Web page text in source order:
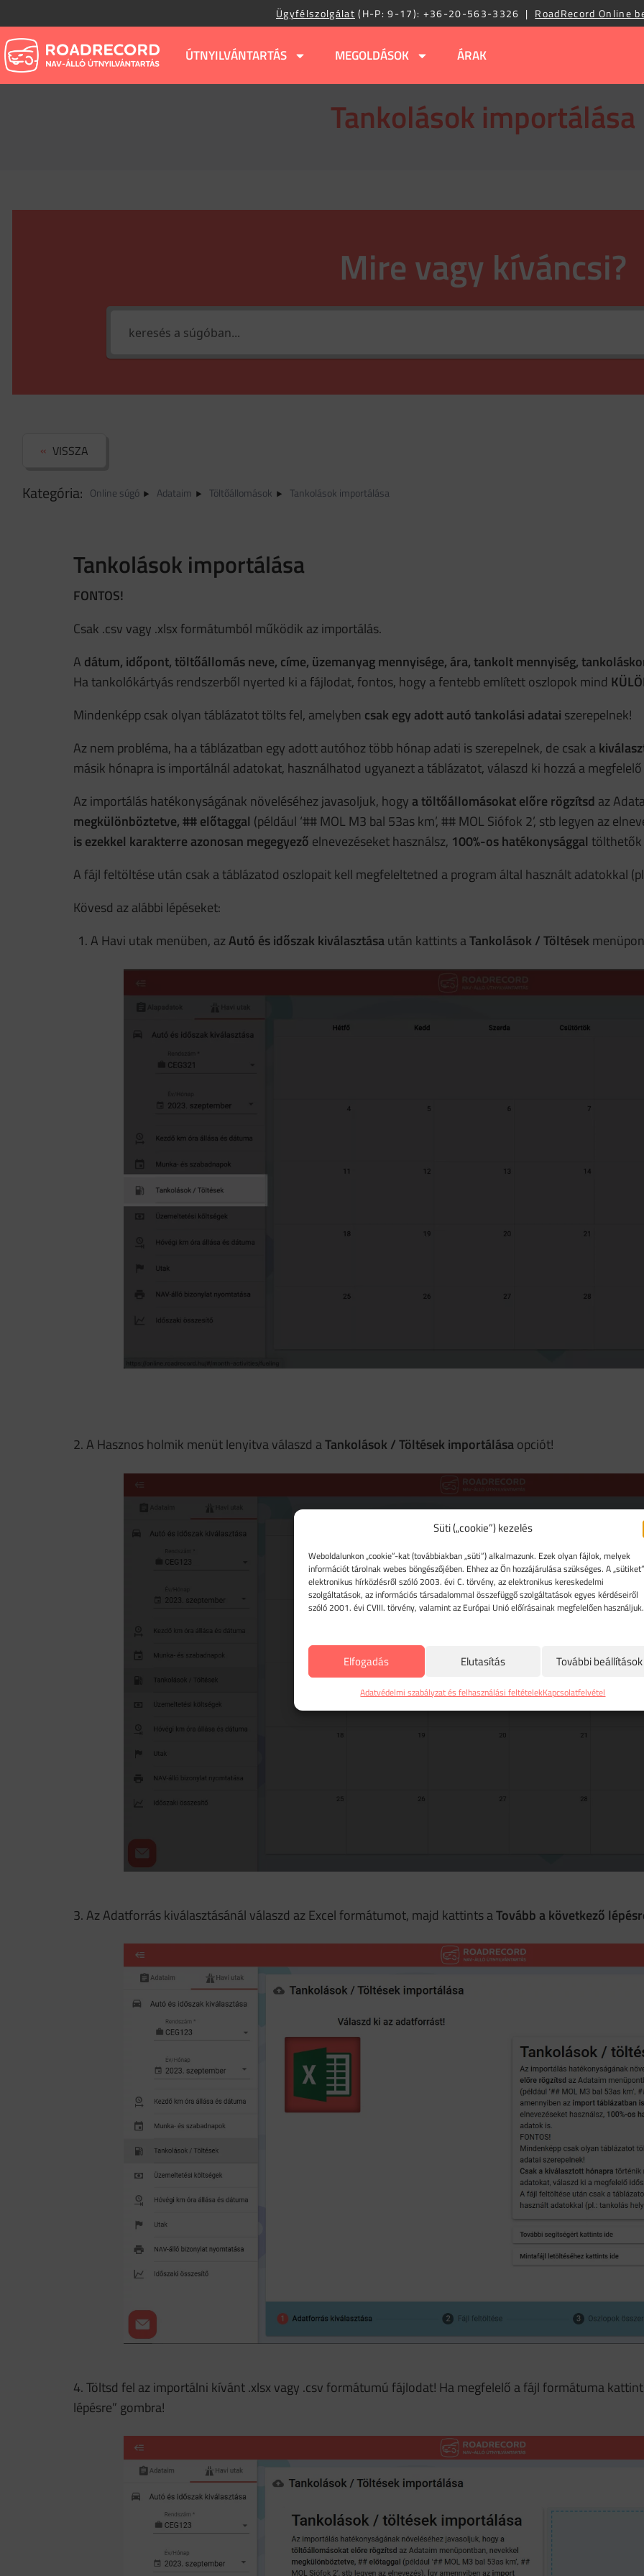
Süti („cookie”) kezelés
Weboldalunkon „cookie”-kat (továbbiakban „süti”) alkalmazunk. Ezek olyan fájlok, melyek
információt tárolnak webes böngészőjében. Ehhez az Ön hozzájárulása szükséges. A
elektronikus hírközlésről szóló 2003. évi C. törvény, az elektronikus kereskedelmi
szolgáltatások, az információs társadalommal összefüggő szolgáltatások egyes kérdéseiről
szóló 2001. évi CVIII. törvény, valamint az Európai Unió előírásainak megfelelően használjuk.
Elfogadás Elutasítás További beállítások
Adatvédelmi szabályzat és felhasználási feltételekKapcsolatfelvétel
Ügyfélszolgálat (H-P: 9-17): +36-20-563-3326 | RoadRecord Online
ÚTNYILVÁNTARTÁS MEGOLDÁSOK ÁRAK
Tankolások importálása
Mire vagy kíváncsi?
Kategória: Online súgó Adataim Töltőállomások Tankolások importálása
VISSZA
Tankolások importálása
FONTOS!
Csak .csv vagy .xlsx formátumból működik az importálás.
A dátum, időpont, töltőállomás neve, címe, üzemanyag mennyisége, ára, tankolt mennyiség,
Ha tankolókártyás rendszerből nyerted ki a fájlodat, fontos, hogy a fentebb említett oszlopok mind
Mindenképp csak olyan táblázatot tölts fel, amelyben csak egy adott autó tankolási adatai szerepelnek!
Az nem probléma, ha a táblázatban egy adott autóhoz több hónap adati is szerepelnek, de csak a
másik hónapra is importálnál adatokat, használhatod ugyanezt a táblázatot, válaszd ki hozzá a
Az importálás hatékonyságának növeléséhez javasoljuk, hogy a töltőállomásokat előre rögzítsd az
megkülönböztetve, ## előtaggal (például ‘## MOL M3 bal 53as km’, ## MOL Siófok 2’, stb legyen az
is ezekkel karakterre azonosan megegyező elnevezéseket használsz, 100%-os hatékonysággal tölthetők
A fájl feltöltése után csak a táblázatod oszlopait kell megfeleltetned a program által használt adatokkal
Kövesd az alábbi lépéseket:
A Havi utak menüben, azAutó és időszak kiválasztásaután kattints aTankolások / Töltések
2. A Hasznos holmik menüt lenyitva válaszd aTankolások / Töltések importálásaopciót!
3. Az Adatforrás kiválasztásánál válaszd az Excel formátumot, majd kattints aTovább a következő
4. Töltsd fel az importálni kívánt .xlsx vagy .csv formátumú fájlodat! Ha megfelelő a fájl formátuma
lépésre” gombra!